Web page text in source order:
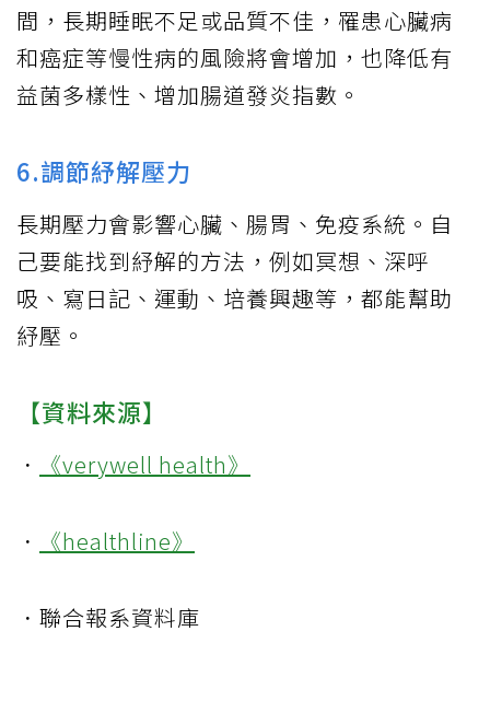
間，長期睡眠不足或品質不佳，罹患心臟病
和癌症等慢性病的風險將會增加，也降低有
益菌多樣性、增加腸道發炎指數。
6.調節紓解壓力
長期壓力會影響心臟、腸胃、免疫系統。自
己要能找到紓解的方法，例如冥想、深呼
吸、寫日記、運動、培養興趣等，都能幫助
紓壓。
【資料來源】
． 《verywell health》
． 《healthline》
．聯合報系資料庫